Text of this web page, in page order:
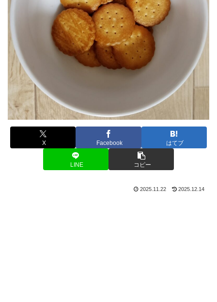
X Facebook はてブ
LINE コピー
2025.11.22 2025.12.14